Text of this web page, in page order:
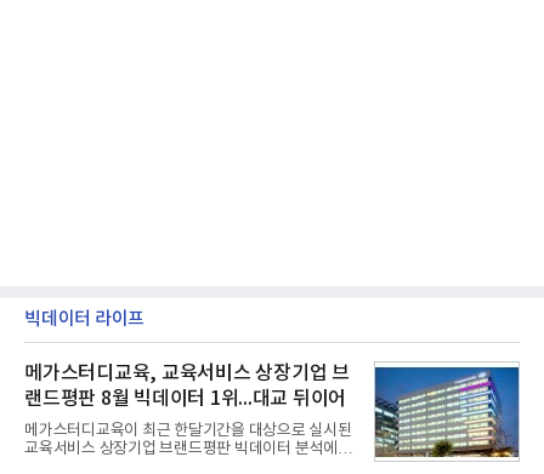
빅데이터 라이프
메가스터디교육, 교육서비스 상장기업 브
랜드평판 8월 빅데이터 1위...대교 뒤이어
메가스터디교육이 최근 한달기간을 대상으로 실시된
교육서비스 상장기업 브랜드평판 빅데이터 분석에서